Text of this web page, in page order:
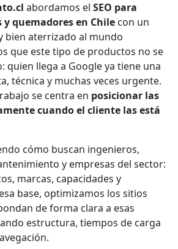
abordamos el SEO para
quemadores en Chile con un
bien aterrizado al mundo
que este tipo de productos no se
quien llega a Google ya tiene una
técnica y muchas veces urgente.
se centra en posicionar las
cuando el cliente las está
cómo buscan ingenieros,
y empresas del sector:
marcas, capacidades y
base, optimizamos los sitios
de forma clara a esas
estructura, tiempos de carga